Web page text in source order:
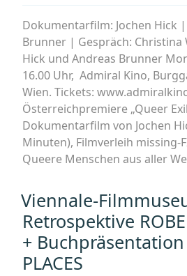
Dokumentarfilm: Jochen Hick
Brunner | Gespräch: Christina
Hick und Andreas Brunner
16.00 Uhr, Admiral Kino,
Wien. Tickets:
Österreichpremiere „Queer
Dokumentarfilm von Jochen
Minuten), Filmverleih missing-
Queere Menschen aus aller
Viennale-
Retrospektive
+ Buchpräsentation
PLACES